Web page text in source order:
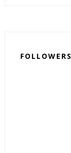
FOLLOWERS